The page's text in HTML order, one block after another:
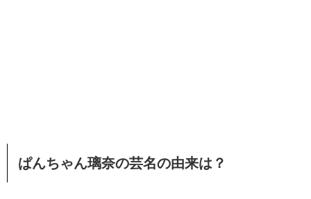
ぱんちゃん璃奈の芸名の由来は？